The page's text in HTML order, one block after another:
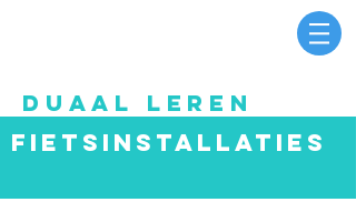
DUAAL LEREN
Fietsinstallaties